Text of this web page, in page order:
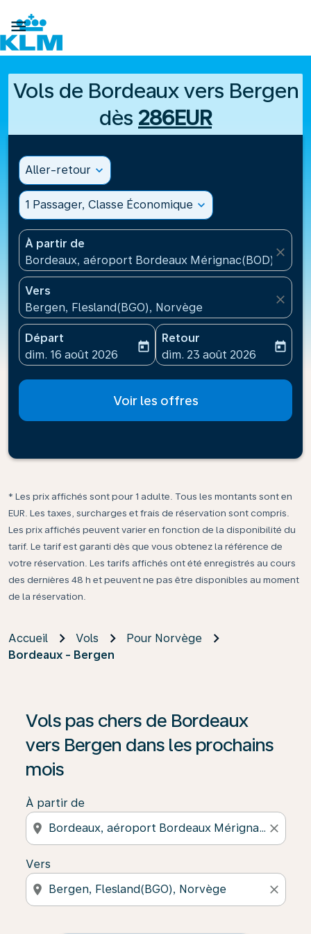

Vols de Bordeaux vers Bergen
dès 286EUR
Aller-retour expand_more
1 Passager, Classe Économique expand_more
À partir de
Bordeaux, aéroport Bordeaux Mérignac(BOD),
close
Vers
Bergen, Flesland(BGO), Norvège
close
Départ
fc-booking-departure-date-aria-label
dim. 16 août 2026
today
Retour
fc-booking-return-date-
dim. 23 août 2026
today
Voir les offres
* Les prix affichés sont pour 1 adulte. Tous les montants sont en
EUR. Les taxes, surcharges et frais de réservation sont compris.
Les prix affichés peuvent varier en fonction de la disponibilité du
tarif. Le tarif est garanti dès que vous obtenez la référence de
votre réservation. Les tarifs affichés ont été enregistrés au cours
des dernières 48 h et peuvent ne pas être disponibles au moment
de la réservation.
Accueil Vols
Pour Norvège
Bordeaux - Bergen
Vols pas chers de Bordeaux
vers Bergen dans les prochains
mois
À partir de
location_on close
Vers
location_on close